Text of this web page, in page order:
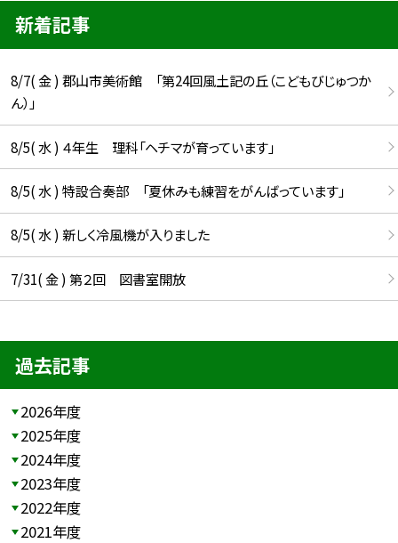
新着記事
8/7( 金 ) 郡山市美術館 「第24回風土記の丘（こどもびじゅつか
ん）」
8/5( 水 ) ４年生 理科「ヘチマが育っています」
8/5( 水 ) 特設合奏部 「夏休みも練習をがんばっています」
8/5( 水 ) 新しく冷風機が入りました
7/31( 金 ) 第２回 図書室開放
過去記事
2026年度
2025年度
2024年度
2023年度
2022年度
2021年度